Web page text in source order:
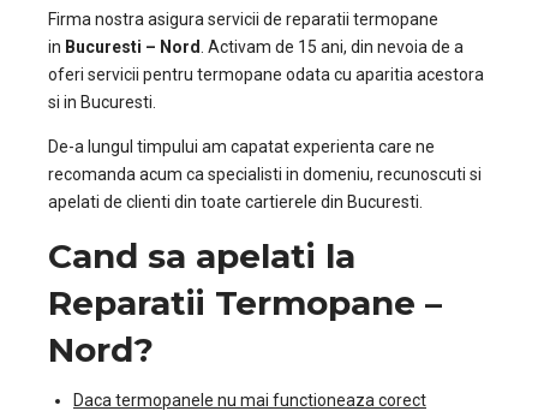
Firma nostra asigura servicii de reparatii termopane
in Bucuresti – Nord . Activam de 15 ani, din nevoia de a
oferi servicii pentru termopane odata cu aparitia acestora
si in Bucuresti.
De-a lungul timpului am capatat experienta care ne
recomanda acum ca specialisti in domeniu, recunoscuti si
apelati de clienti din toate cartierele din Bucuresti.
Cand sa apelati la
Reparatii Termopane –
Nord?
Daca termopanele nu mai functioneaza corect